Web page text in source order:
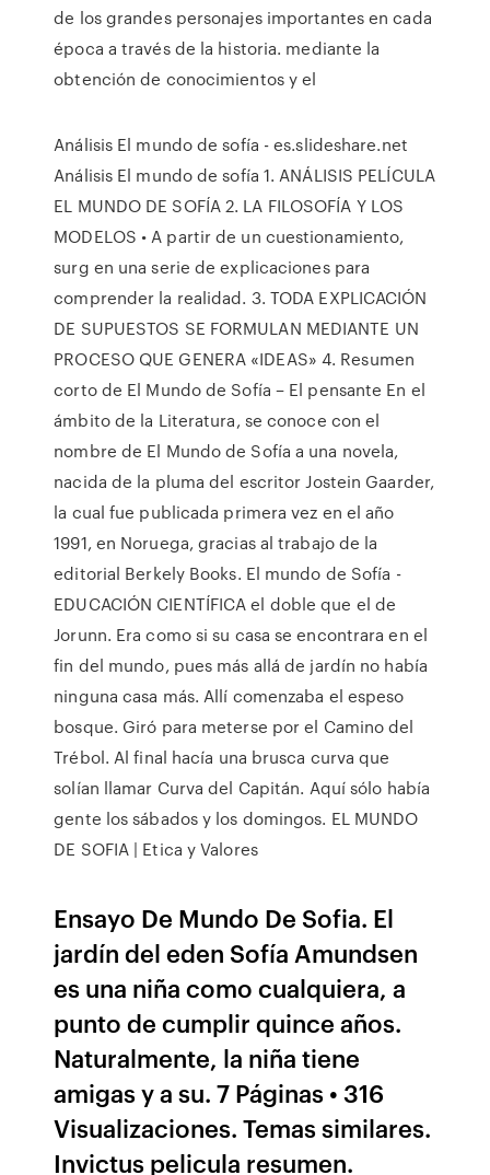
de los grandes personajes importantes en cada
época a través de la historia. mediante la
obtención de conocimientos y el
Análisis El mundo de sofía - es.slideshare.net
Análisis El mundo de sofía 1. ANÁLISIS PELÍCULA
EL MUNDO DE SOFÍA 2. LA FILOSOFÍA Y LOS
MODELOS • A partir de un cuestionamiento,
surg en una serie de explicaciones para
comprender la realidad. 3. TODA EXPLICACIÓN
DE SUPUESTOS SE FORMULAN MEDIANTE UN
PROCESO QUE GENERA «IDEAS» 4. Resumen
corto de El Mundo de Sofía – El pensante En el
ámbito de la Literatura, se conoce con el
nombre de El Mundo de Sofía a una novela,
nacida de la pluma del escritor Jostein Gaarder,
la cual fue publicada primera vez en el año
1991, en Noruega, gracias al trabajo de la
editorial Berkely Books. El mundo de Sofía -
EDUCACIÓN CIENTÍFICA el doble que el de
Jorunn. Era como si su casa se encontrara en el
fin del mundo, pues más allá de jardín no había
ninguna casa más. Allí comenzaba el espeso
bosque. Giró para meterse por el Camino del
Trébol. Al final hacía una brusca curva que
solían llamar Curva del Capitán. Aquí sólo había
gente los sábados y los domingos. EL MUNDO
DE SOFIA | Etica y Valores
Ensayo De Mundo De Sofia. El
jardín del eden Sofía Amundsen
es una niña como cualquiera, a
punto de cumplir quince años.
Naturalmente, la niña tiene
amigas y a su. 7 Páginas • 316
Visualizaciones. Temas similares.
Invictus pelicula resumen.